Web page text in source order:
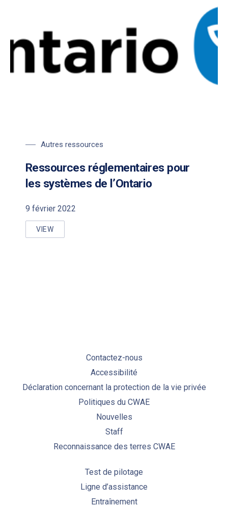
Autres ressources
Ressources réglementaires pour
les systèmes de l’Ontario
9 février 2022
VIEW
RESSOURCES RÉGLEMENTAIRES POUR LES
Contactez-nous
Accessibilité
Déclaration concernant la protection de la vie privée
Politiques du CWAE
Nouvelles
Staff
Reconnaissance des terres CWAE
Test de pilotage
Ligne d’assistance
Entraînement